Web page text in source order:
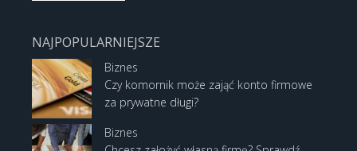
NAJPOPULARNIEJSZE
Biznes
Czy komornik może zająć konto firmowe
za prywatne długi?
Biznes